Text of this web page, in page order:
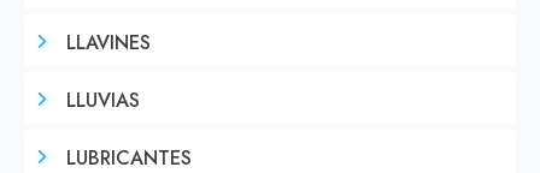
LLAVINES
LLUVIAS
LUBRICANTES